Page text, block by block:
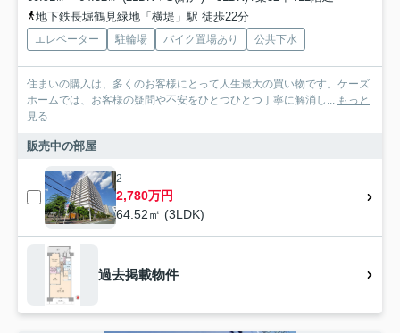
地下鉄長堀鶴見緑地「横堤」駅 徒歩22分
エレベーター 駐輪場 バイク置場あり 公共下水
住まいの購入は、多くのお客様にとって人生最大の買い物です。ケーズ
ホームでは、お客様の疑問や不安をひとつひとつ丁寧に解消し... もっと
見る
販売中の部屋
2
2,780万円
64.52㎡ (3LDK)
過去掲載物件